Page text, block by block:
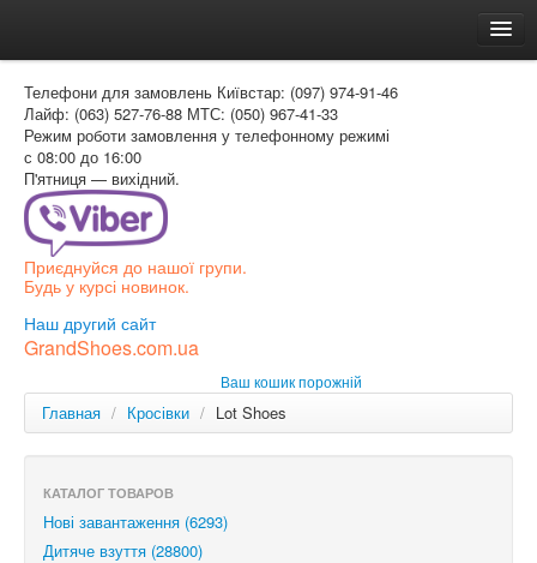
Доставка и оплата
Как заказать
Контакти
Таблиця розмірів
Вхід для покупця
РОС
Телефони для замовлень Київстар: (097) 974-91-46
Лайф: (063) 527-76-88 МТС: (050) 967-41-33
Режим роботи замовлення у телефонному режимі
с 08:00 до 16:00
П'ятниця — вихідний.
Приєднуйся до нашої групи.
Будь у курсі новинок.
Наш другий сайт
GrandShoes.com.ua
Ваш кошик порожній
Главная / Кросівки / Lot Shoes
КАТАЛОГ ТОВАРОВ
Нові завантаження (6293)
Дитяче взуття (28800)